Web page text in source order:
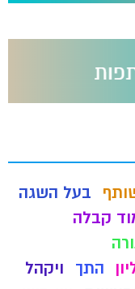
בעל השגה
קבלה
התך
ויקהל